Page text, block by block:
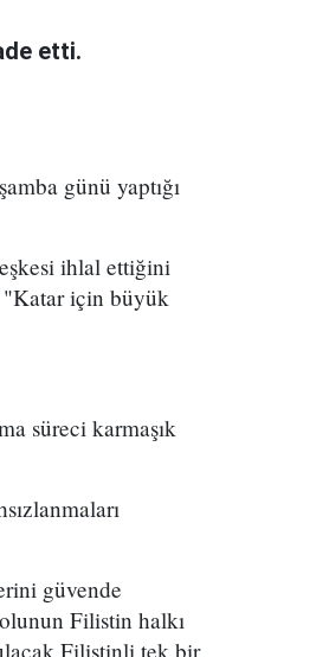
etti.
günü yaptığı
ihlal ettiğini
"Katar için büyük
süreci karmaşık
güvende
Filistin halkı
Filistinli tek bir